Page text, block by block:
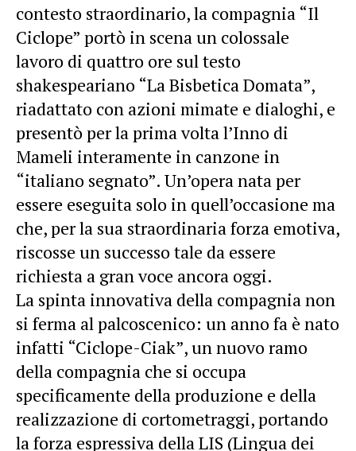
contesto straordinario, la compagnia “Il
Ciclope” portò in scena un colossale
lavoro di quattro ore sul testo
shakespeariano “La Bisbetica Domata”,
riadattato con azioni mimate e dialoghi, e
presentò per la prima volta l’Inno di
Mameli interamente in canzone in
“italiano segnato”. Un’opera nata per
essere eseguita solo in quell’occasione ma
che, per la sua straordinaria forza emotiva,
riscosse un successo tale da essere
richiesta a gran voce ancora oggi.
La spinta innovativa della compagnia non
si ferma al palcoscenico: un anno fa è nato
infatti “Ciclope-Ciak”, un nuovo ramo
della compagnia che si occupa
specificamente della produzione e della
realizzazione di cortometraggi, portando
la forza espressiva della LIS (Lingua dei